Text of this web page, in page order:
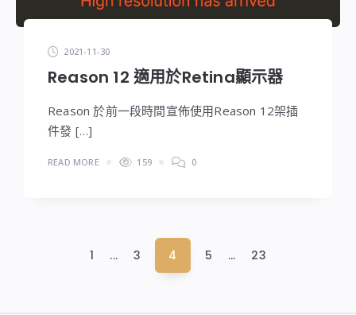
2021-11-30
Reason 12 適用於Retina顯示器
Reason 於前一段時間宣佈使用Reason 12架插
件發 […]
READ MORE 159 0
1 ... 3 4 5 ... 23